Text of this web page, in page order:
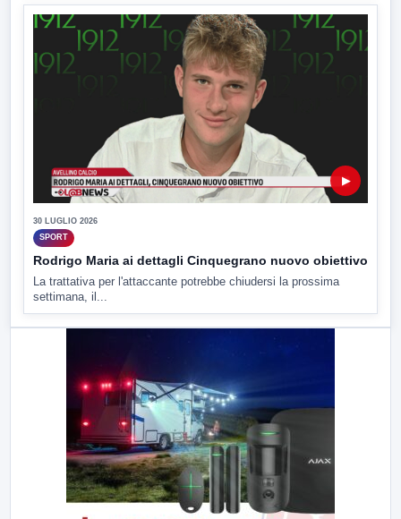
▶
30 LUGLIO 2026
SPORT
Rodrigo Maria ai dettagli Cinquegrano nuovo obiettivo
La trattativa per l'attaccante potrebbe chiudersi la prossima
settimana, il...